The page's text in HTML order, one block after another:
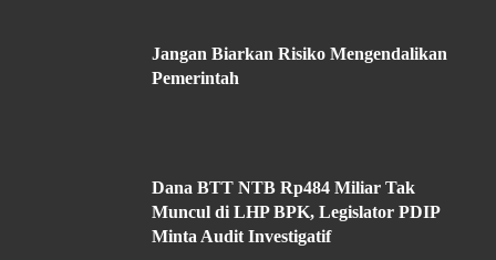
Jangan Biarkan Risiko Mengendalikan
Pemerintah
Dana BTT NTB Rp484 Miliar Tak
Muncul di LHP BPK, Legislator PDIP
Minta Audit Investigatif